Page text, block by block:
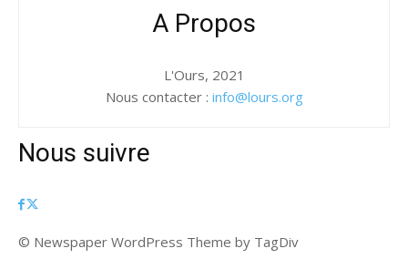
A Propos
L'Ours, 2021
Nous contacter : info@lours.org
Nous suivre
© Newspaper WordPress Theme by TagDiv